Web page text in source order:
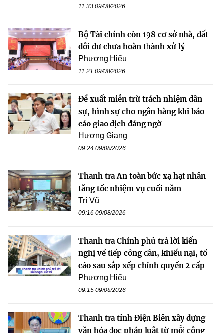
11:33 09/08/2026
Bộ Tài chính còn 198 cơ sở nhà, đất
dôi dư chưa hoàn thành xử lý
Phương Hiếu
11:21 09/08/2026
Đề xuất miễn trừ trách nhiệm dân
sự, hình sự cho ngân hàng khi báo
cáo giao dịch đáng ngờ
Hương Giang
09:24 09/08/2026
Thanh tra An toàn bức xạ hạt nhân
tăng tốc nhiệm vụ cuối năm
Trí Vũ
09:16 09/08/2026
Thanh tra Chính phủ trả lời kiến
nghị về tiếp công dân, khiếu nại, tố
cáo sau sắp xếp chính quyền 2 cấp
Phương Hiếu
09:15 09/08/2026
Thanh tra tỉnh Điện Biên xây dựng
văn hóa đọc pháp luật từ mỗi công